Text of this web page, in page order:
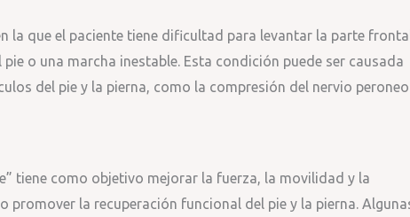
la que el paciente tiene dificultad para levantar la parte
o una marcha inestable. Esta condición puede ser causada
del pie y la pierna, como la compresión del nervio peroneo
tiene como objetivo mejorar la fuerza, la movilidad y la
la recuperación funcional del pie y la pierna.